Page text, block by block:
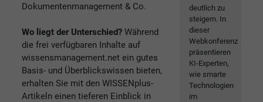
Dokumentenmanagement & Co.
Wo liegt der Unterschied? Während
die frei verfügbaren Inhalte auf
wissensmanagement.net ein gutes
Basis- und Überblickswissen bieten,
erhalten Sie mit den WISSENplus-
Artikeln einen tieferen Einblick in
deutlich zu
steigern. In
dieser
Webkonferenz
präsentieren
KI-Experten,
wie smarte
Technologien
im